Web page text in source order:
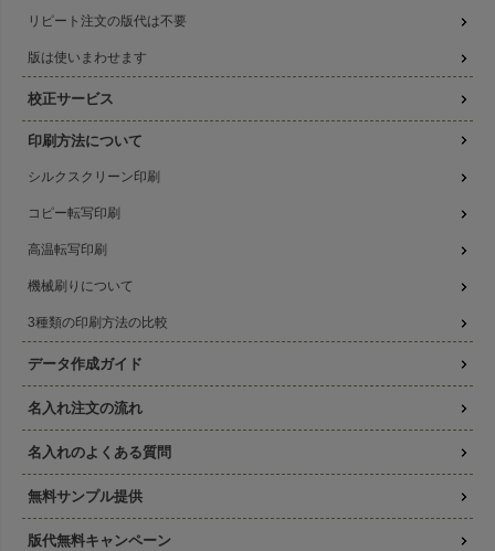
リピート注文の版代は不要
版は使いまわせます
校正サービス
印刷方法について
シルクスクリーン印刷
コピー転写印刷
高温転写印刷
機械刷りについて
3種類の印刷方法の比較
データ作成ガイド
名入れ注文の流れ
名入れのよくある質問
無料サンプル提供
版代無料キャンペーン